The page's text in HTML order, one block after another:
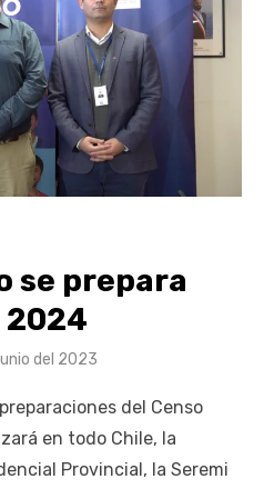
y floricultura con María
la construcción
Restauración del Secano
03: lessons on flight – Cecilia
se prepara
2024
del 2023
del Censo
en todo Chile, la
Provincial, la Seremi